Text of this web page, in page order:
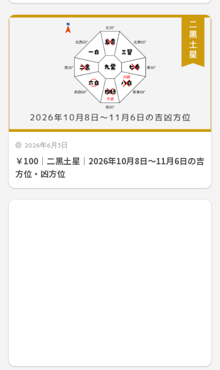
2026年6月3日
￥100｜二黒土星｜2026年10月8日～11月6日の吉
方位・凶方位